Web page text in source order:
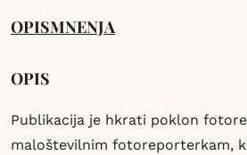
OPISMNENJA
OPIS
Publikacija je hkrati poklon
maloštevilnim fotoreporterkam,